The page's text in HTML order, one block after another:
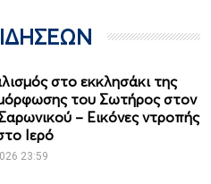
στο εκκλησάκι της
του Σωτήρος στον
– Εικόνες ντροπής
Ιερό
23:59